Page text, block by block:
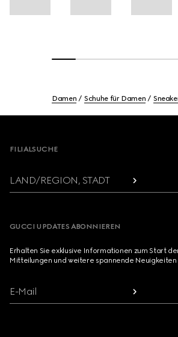
Damen Schuhe für Damen
FILIALSUCHE
LAND/REGION, STADT
GUCCI UPDATES ABONNIEREN
Erhalten Sie exklusive Informationen zum Start
Mitteilungen und weitere spannende Neuigkeiten
E-Mail